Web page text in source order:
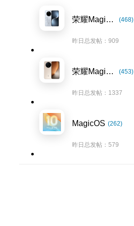
荣耀Magic7系列 (468)
昨日总发帖：909
荣耀Magic8系列 (453)
昨日总发帖：1337
MagicOS (262)
昨日总发帖：579